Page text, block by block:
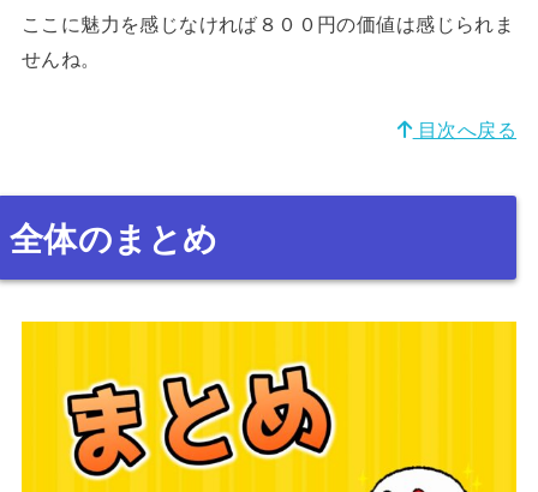
ここに魅力を感じなければ８００円の価値は感じられま
せんね。
目次へ戻る
全体のまとめ